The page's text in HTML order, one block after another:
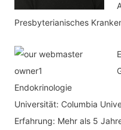
Presbyterianisches
Endokrinologie
Universität: Columbia
Erfahrung: Mehr als 5